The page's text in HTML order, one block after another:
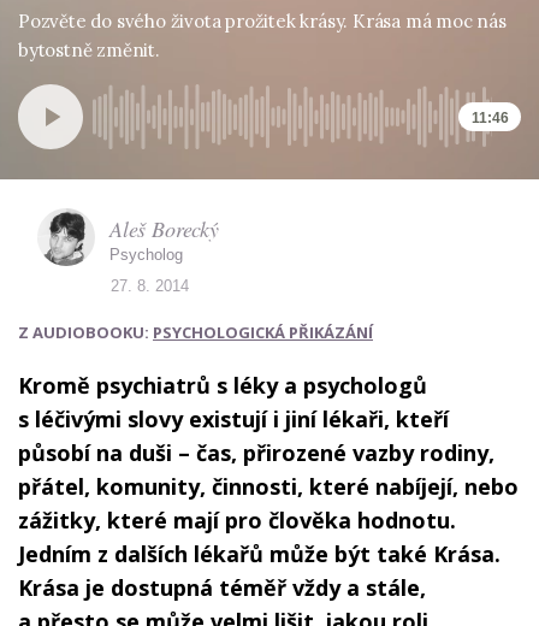
Pozvěte do svého života prožitek krásy. Krása má moc nás
bytostně změnit.
11:46
Z AUDIOBOOKU: PSYCHOLOGICKÁ PŘIKÁZÁNÍ
Kromě psychiatrů s léky a psychologů
s léčivými slovy existují i jiní lékaři, kteří
působí na duši – čas, přirozené vazby rodiny,
přátel, komunity, činnosti, které nabíjejí, nebo
zážitky, které mají pro člověka hodnotu.
Jedním z dalších lékařů může být také Krása.
Krása je dostupná téměř vždy a stále,
Aleš Borecký
Psycholog
27. 8. 2014